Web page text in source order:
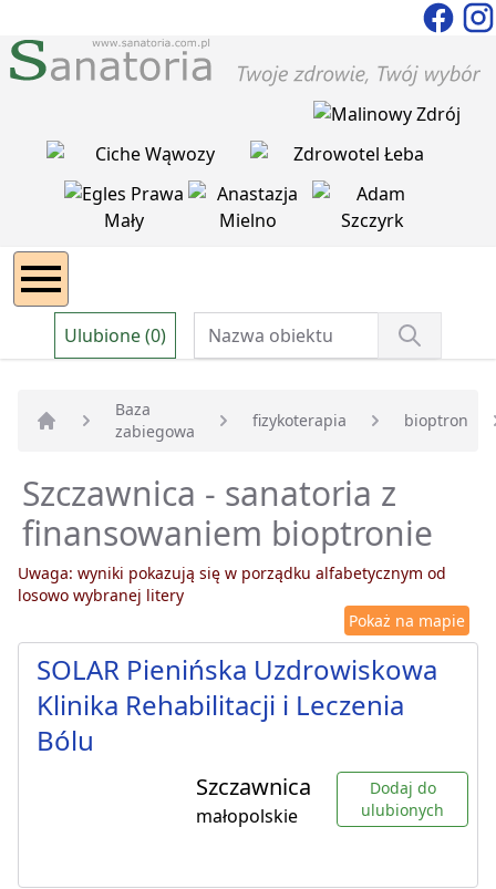
Ulubione (0)
Strona główna
Baza
zabiegowa
fizykoterapia bioptron
Szczawnica - sanatoria z
finansowaniem bioptronie
Uwaga: wyniki pokazują się w porządku alfabetycznym od
losowo wybranej litery
Pokaż na mapie
SOLAR Pienińska Uzdrowiskowa
Klinika Rehabilitacji i Leczenia
Bólu
Szczawnica
małopolskie
Dodaj do
ulubionych